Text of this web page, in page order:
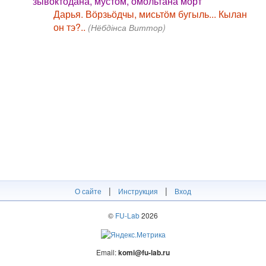
Дарья. Вӧрзьӧдчы, мисьтӧм бугыль... Кылан
он тэ?.. (Нёбдінса Виттор)
О сайте | Инструкция | Вход
© FU-Lab2026
Email:komi@fu-lab.ru